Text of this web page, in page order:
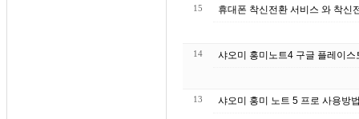
15 휴대폰
14 샤오미 홍미노트4 구글 플레이
13 샤오미 홍미 노트 5 프로 사용방